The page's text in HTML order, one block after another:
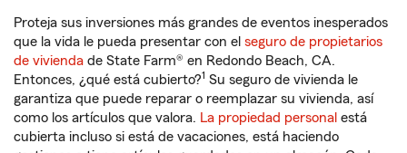
Proteja sus inversiones más grandes de eventos inesperados
que la vida le pueda presentar con el seguro de propietarios
de vivienda de State Farm® en Redondo Beach, CA.
Entonces, ¿qué está cubierto?1 Su seguro de vivienda le
garantiza que puede reparar o reemplazar su vivienda, así
como los artículos que valora. La propiedad personal está
cubierta incluso si está de vacaciones, está haciendo